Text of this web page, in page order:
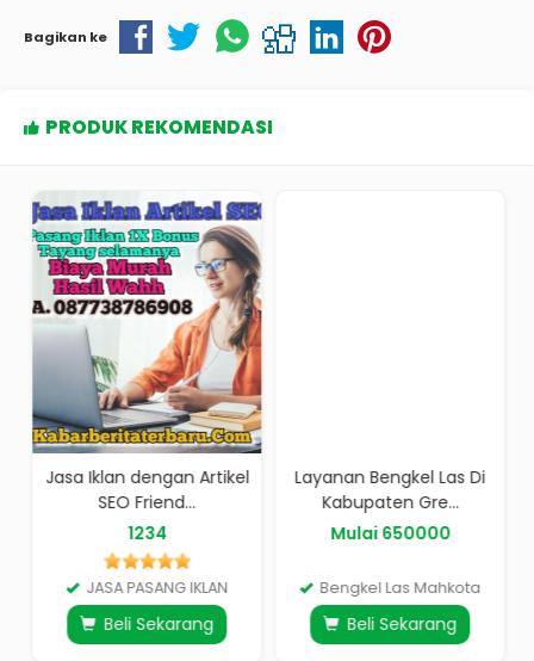
Bagikan ke
PRODUK REKOMENDASI
Jasa Iklan dengan Artikel
SEO Friend...
1234
JASA PASANG IKLAN
Beli Sekarang
Layanan Bengkel Las Di
Kabupaten Gre...
Mulai 650000
Bengkel Las Mahkota
Beli Sekarang